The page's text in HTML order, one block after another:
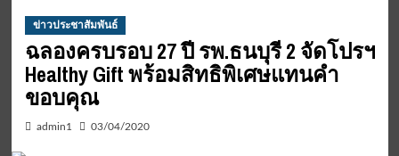
ข่าวประชาสัมพันธ์
ฉลองครบรอบ 27 ปี รพ.ธนบุรี 2 จัดโปรฯ
Healthy Gift พร้อมสิทธิพิเศษแทนคำ
ขอบคุณ
admin1 03/04/2020